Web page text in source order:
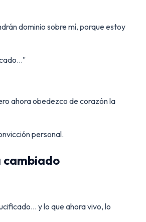
dominio sobre mí, porque estoy
ahora obedezco de corazón la
personal.
cambiado
y lo que ahora vivo, lo